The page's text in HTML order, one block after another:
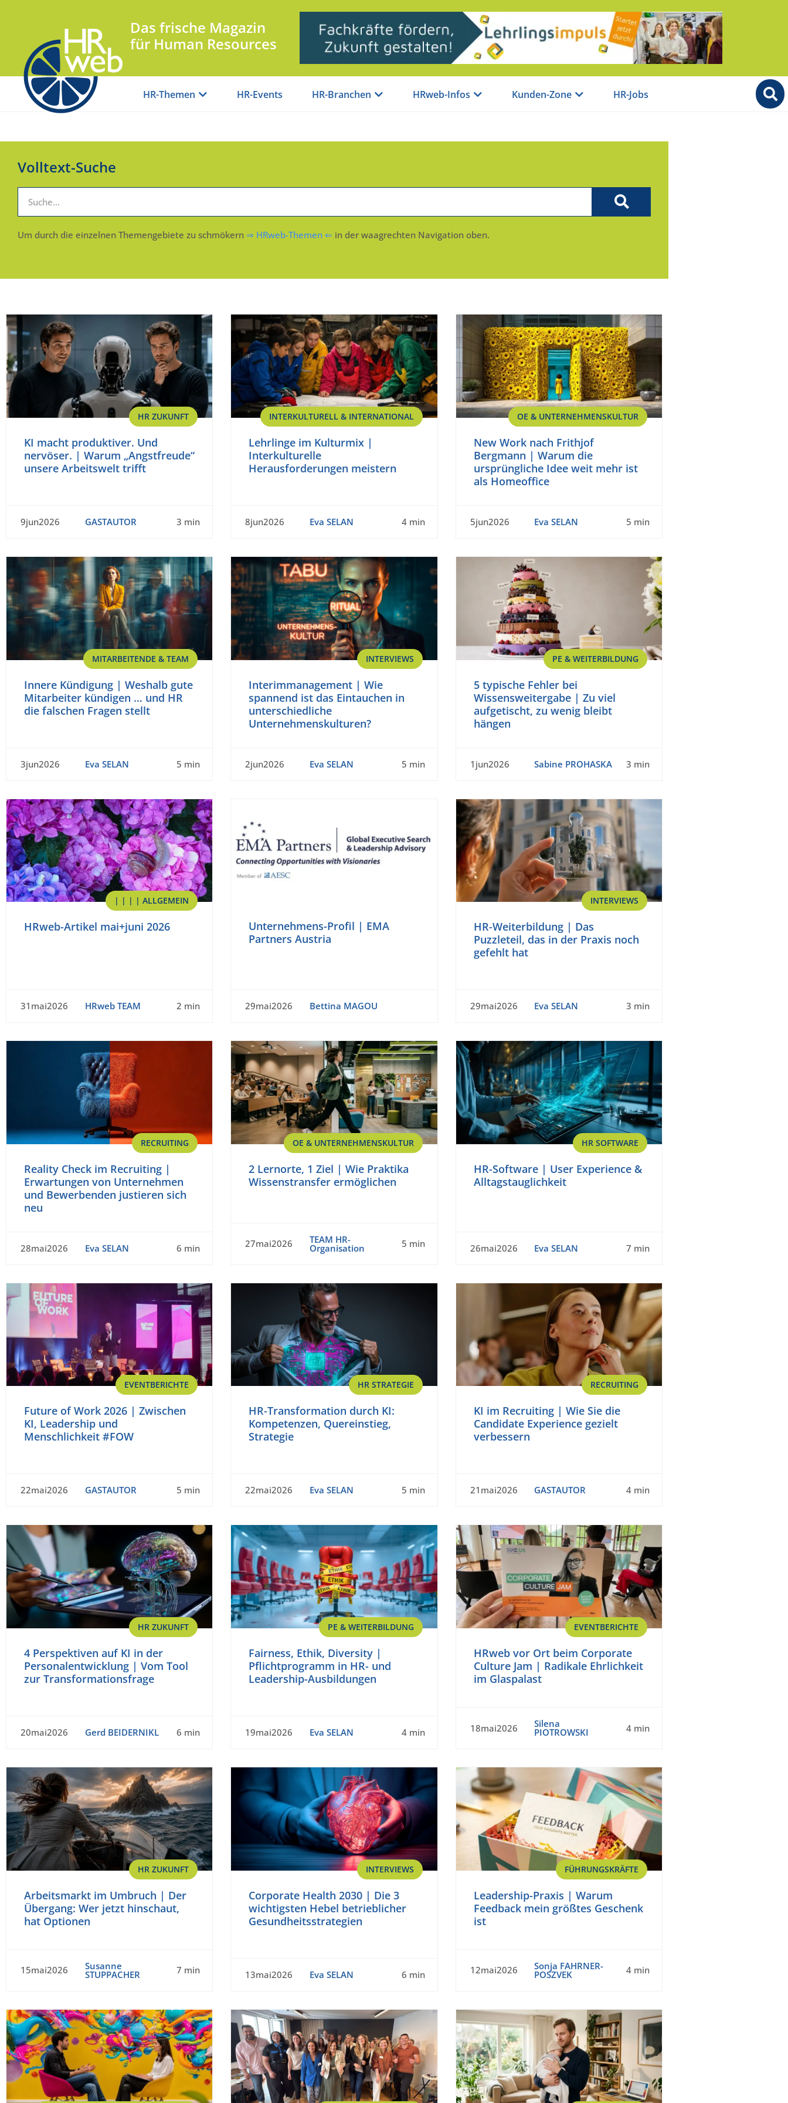
Das frische Magazin
für Human Resources
HR-Themen HR-Events HR-Branchen HRweb-Infos Kunden-Zone HR-Jobs
Volltext-Suche
Um durch die einzelnen Themengebiete zu schmökern ⇒ HRweb-Themen ⇐ in der waagrechten Navigation oben.
HR ZUKUNFT
KI macht produktiver. Und
nervöser. | Warum „Angstfreude“
unsere Arbeitswelt trifft
9jun2026 GASTAUTOR 3 min
INTERKULTURELL & INTERNATIONAL
Lehrlinge im Kulturmix |
Interkulturelle
Herausforderungen meistern
8jun2026 Eva SELAN 4 min
OE & UNTERNEHMENSKULTUR
New Work nach Frithjof
Bergmann | Warum die
ursprüngliche Idee weit mehr ist
als Homeoffice
5jun2026 Eva SELAN 5 min
MITARBEITENDE & TEAM
Innere Kündigung | Weshalb gute
Mitarbeiter kündigen … und HR
die falschen Fragen stellt
3jun2026 Eva SELAN 5 min
INTERVIEWS
Interimmanagement | Wie
spannend ist das Eintauchen in
unterschiedliche
Unternehmenskulturen?
2jun2026 Eva SELAN 5 min
PE & WEITERBILDUNG
5 typische Fehler bei
Wissensweitergabe | Zu viel
aufgetischt, zu wenig bleibt
hängen
1jun2026 Sabine PROHASKA 3 min
| | | | ALLGEMEIN
HRweb-Artikel mai+juni 2026
31mai2026 HRweb TEAM 2 min
Unternehmens-Profil | EMA
Partners Austria
29mai2026 Bettina MAGOU
INTERVIEWS
HR-Weiterbildung | Das
Puzzleteil, das in der Praxis noch
gefehlt hat
29mai2026 Eva SELAN 3 min
RECRUITING
Reality Check im Recruiting |
Erwartungen von Unternehmen
und Bewerbenden justieren sich
neu
28mai2026 Eva SELAN 6 min
OE & UNTERNEHMENSKULTUR
2 Lernorte, 1 Ziel | Wie Praktika
Wissenstransfer ermöglichen
27mai2026 TEAM HR-
Organisation 5 min
HR SOFTWARE
HR-Software | User Experience &
Alltagstauglichkeit
26mai2026 Eva SELAN 7 min
EVENTBERICHTE
Future of Work 2026 | Zwischen
KI, Leadership und
Menschlichkeit #FOW
22mai2026 GASTAUTOR 5 min
HR STRATEGIE
HR-Transformation durch KI:
Kompetenzen, Quereinstieg,
Strategie
22mai2026 Eva SELAN 5 min
RECRUITING
KI im Recruiting | Wie Sie die
Candidate Experience gezielt
verbessern
21mai2026 GASTAUTOR 4 min
HR ZUKUNFT
4 Perspektiven auf KI in der
Personalentwicklung | Vom Tool
zur Transformationsfrage
20mai2026 Gerd BEIDERNIKL 6 min
PE & WEITERBILDUNG
Fairness, Ethik, Diversity |
Pflichtprogramm in HR- und
Leadership-Ausbildungen
19mai2026 Eva SELAN 4 min
EVENTBERICHTE
HRweb vor Ort beim Corporate
Culture Jam | Radikale Ehrlichkeit
im Glaspalast
18mai2026 Silena
PIOTROWSKI 4 min
HR ZUKUNFT
Arbeitsmarkt im Umbruch | Der
Übergang: Wer jetzt hinschaut,
hat Optionen
15mai2026 Susanne
STUPPACHER 7 min
INTERVIEWS
Corporate Health 2030 | Die 3
wichtigsten Hebel betrieblicher
Gesundheitsstrategien
13mai2026 Eva SELAN 6 min
FÜHRUNGSKRÄFTE
Leadership-Praxis | Warum
Feedback mein größtes Geschenk
ist
12mai2026 Sonja FAHRNER-
POSZVEK 4 min